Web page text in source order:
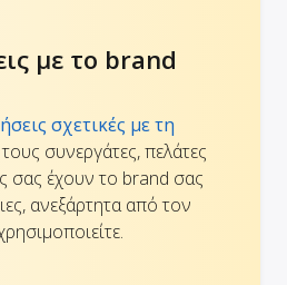
με το brand
σχετικές με τη
συνεργάτες, πελάτες
σας έχουν το brand σας
ανεξάρτητα από τον